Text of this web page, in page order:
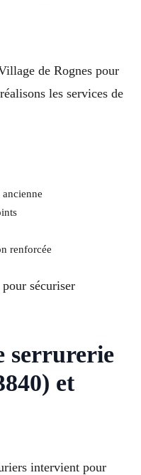
de Rognes pour
les services de
renforcée
sécuriser
serrurerie
et
intervient pour